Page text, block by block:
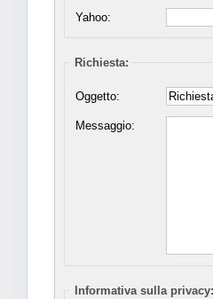
Yahoo:
Richiesta:
Oggetto:
Messaggio:
Informativa sulla privacy: